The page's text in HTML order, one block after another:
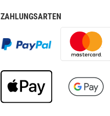
ZAHLUNGSARTEN